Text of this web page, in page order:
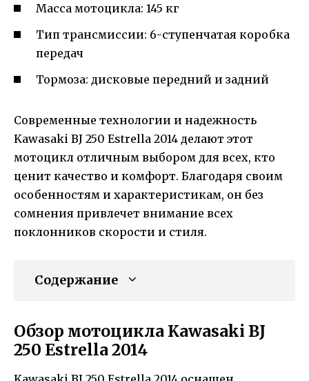
Масса мотоцикла: 145 кг
Тип трансмиссии: 6-ступенчатая коробка
передач
Тормоза: дисковые передний и задний
Современные технологии и надежность
Kawasaki BJ 250 Estrella 2014 делают этот
мотоцикл отличным выбором для всех, кто
ценит качество и комфорт. Благодаря своим
особенностям и характеристикам, он без
сомнения привлечет внимание всех
поклонников скорости и стиля.
Содержание
Обзор мотоцикла Kawasaki BJ
250 Estrella 2014